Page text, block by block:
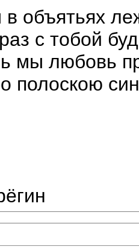
объятьях
с тобой
мы любовь
полоскою